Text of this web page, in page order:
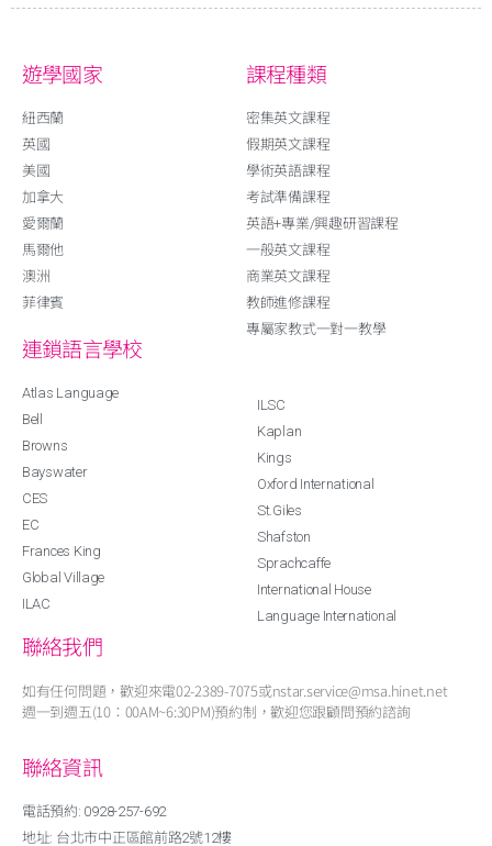
遊學國家
紐西蘭
英國
美國
加拿大
愛爾蘭
馬爾他
澳洲
菲律賓
課程種類
密集英文課程
假期英文課程
學術英語課程
考試準備課程
英語+專業/興趣研習課程
一般英文課程
商業英文課程
教師進修課程
專屬家教式一對一教學
連鎖語言學校
Atlas Language
Bell
Browns
Bayswater
CES
EC
Frances King
Global Village
ILAC
ILSC
Kaplan
Kings
Oxford International
St.Giles
Shafston
Sprachcaffe
International House
Language International
聯絡我們
如有任何問題，歡迎來電02-2389-7075或nstar.service@msa.hinet.net
週一到週五(10：00AM~6:30PM)預約制，歡迎您跟顧問預約諮詢
聯絡資訊
電話預約: 0928-257-692
地址: 台北市中正區館前路2號12樓